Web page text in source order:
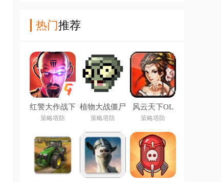
热门推荐
红警大作战下
载最新版
策略塔防
植物大战僵尸
像素版手机下
载安装
(PixelPvZ)
策略塔防
风云天下OL
手游
策略塔防